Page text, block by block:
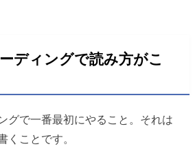
ディングで読み方がこ
グで一番最初にやること。それは
くことです。